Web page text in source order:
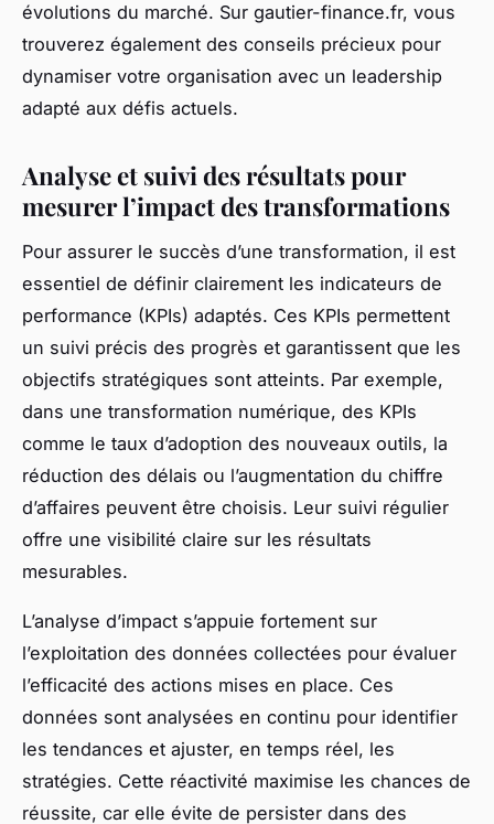
évolutions du marché. Sur gautier-finance.fr, vous
trouverez également des conseils précieux pour
dynamiser votre organisation avec un leadership
adapté aux défis actuels.
Analyse et suivi des résultats pour
mesurer l’impact des transformations
Pour assurer le succès d’une transformation, il est
essentiel de définir clairement les indicateurs de
performance (KPIs) adaptés. Ces KPIs permettent
un suivi précis des progrès et garantissent que les
objectifs stratégiques sont atteints. Par exemple,
dans une transformation numérique, des KPIs
comme le taux d’adoption des nouveaux outils, la
réduction des délais ou l’augmentation du chiffre
d’affaires peuvent être choisis. Leur suivi régulier
offre une visibilité claire sur les résultats
mesurables.
L’analyse d’impact s’appuie fortement sur
l’exploitation des données collectées pour évaluer
l’efficacité des actions mises en place. Ces
données sont analysées en continu pour identifier
les tendances et ajuster, en temps réel, les
stratégies. Cette réactivité maximise les chances de
réussite, car elle évite de persister dans des